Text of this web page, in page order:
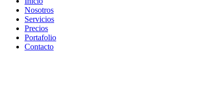
Nosotros
Servicios
Precios
Portafolio
Contacto